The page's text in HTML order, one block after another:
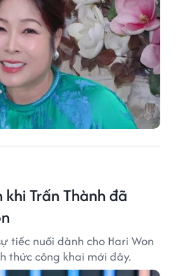
Trấn Thành đã
tiếc nuối dành cho Hari Won
thức công khai mới đây.